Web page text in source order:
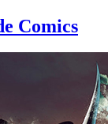
Kong
vs.
Comics